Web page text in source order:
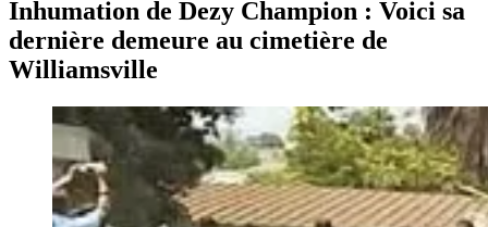
Inhumation de Dezy Champion : Voici sa
dernière demeure au cimetière de
Williamsville